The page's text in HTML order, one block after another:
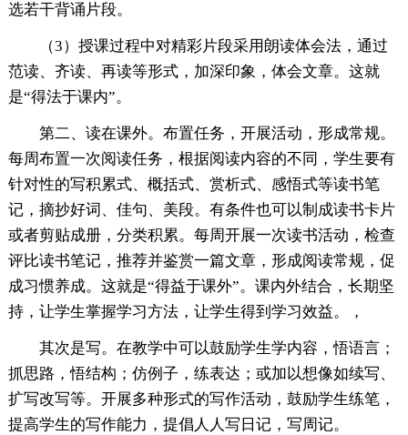
选若干背诵片段。
（3）授课过程中对精彩片段采用朗读体会法，通过
范读、齐读、再读等形式，加深印象，体会文章。这就
是“得法于课内”。
第二、读在课外。布置任务，开展活动，形成常规。
每周布置一次阅读任务，根据阅读内容的不同，学生要有
针对性的写积累式、概括式、赏析式、感悟式等读书笔
记，摘抄好词、佳句、美段。有条件也可以制成读书卡片
或者剪贴成册，分类积累。每周开展一次读书活动，检查
评比读书笔记，推荐并鉴赏一篇文章，形成阅读常规，促
成习惯养成。这就是“得益于课外”。课内外结合，长期坚
持，让学生掌握学习方法，让学生得到学习效益。，
其次是写。在教学中可以鼓励学生学内容，悟语言；
抓思路，悟结构；仿例子，练表达；或加以想像如续写、
扩写改写等。开展多种形式的写作活动，鼓励学生练笔，
提高学生的写作能力，提倡人人写日记，写周记。